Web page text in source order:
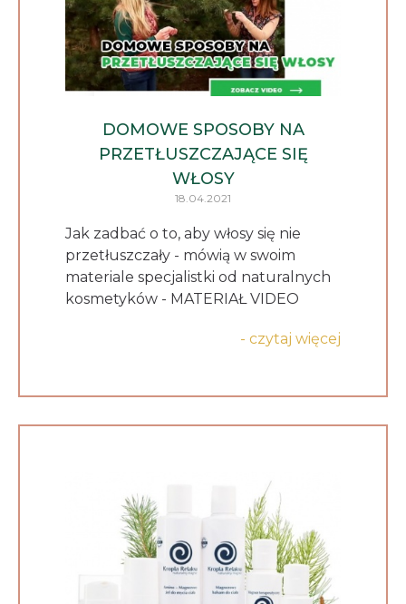
DOMOWE SPOSOBY NA
PRZETŁUSZCZAJĄCE SIĘ
WŁOSY
18.04.2021
Jak zadbać o to, aby włosy się nie
przetłuszczały - mówią w swoim
materiale specjalistki od naturalnych
kosmetyków - MATERIAŁ VIDEO
- czytaj więcej